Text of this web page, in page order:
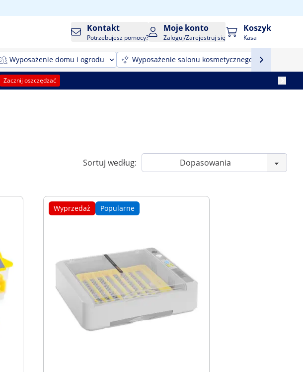
Kontakt
Potrzebujesz pomocy?
Moje konto
Zaloguj/Zarejestruj się
Koszyk
Kasa
Wyposażenie domu i ogrodu Wyposażenie salonu kosmetycznego
Zacznij oszczędzać
Sortuj według:
Wyprzedaż Popularne